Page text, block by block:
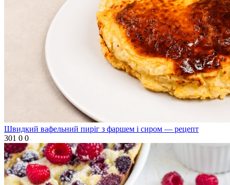
Швидкий вафельний пиріг з фаршем і сиром — рецепт
301 0 0